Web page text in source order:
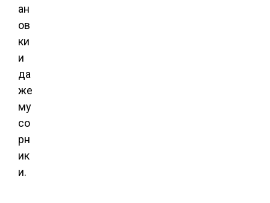
ан
ов
ки
и
да
же
му
со
рн
ик
и.